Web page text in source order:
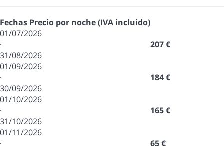
Fechas Precio por noche (IVA incluido)
01/07/2026
·
31/08/2026
207 €
01/09/2026
·
30/09/2026
184 €
01/10/2026
·
31/10/2026
165 €
01/11/2026
·
65 €